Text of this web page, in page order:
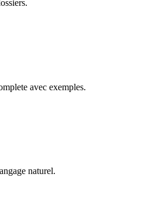
avec exemples.
naturel.